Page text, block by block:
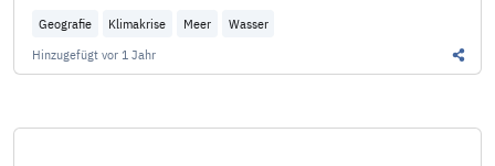
Geografie Klimakrise Meer
Wasser
Hinzugefügt vor 1 Jahr